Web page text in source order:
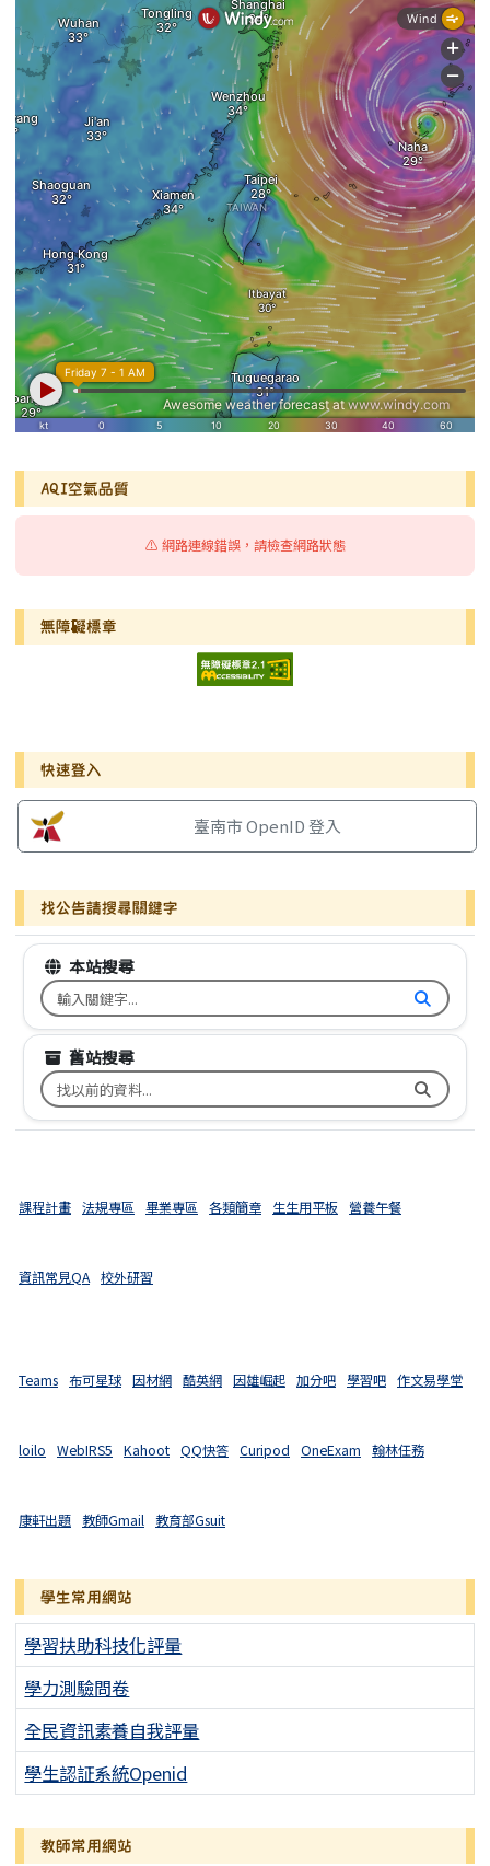
AQI空氣品質
⚠️ 網路連線錯誤，請檢查網路狀態
無障礙標章
右邊區域內容
快速登入
臺南市 OpenID 登入
找公告請搜尋關鍵字
本站搜尋
搜尋台南市文元國小全球資訊網關鍵字
舊站搜尋
搜尋台南市文元國小舊校網關鍵字
課程計畫 法規專區 畢業專區 各類簡章 生生用平板 營養午餐
資訊常見QA 校外研習
Teams 布可星球 因材網 酷英網 因雄崛起 加分吧 學習吧 作文易學堂
loilo WebIRS5 Kahoot QQ快答 Curipod OneExam 翰林任務
康軒出題 教師Gmail 教育部Gsuit
學生常用網站
學習扶助科技化評量
學力測驗問卷
全民資訊素養自我評量
學生認証系統Openid
教師常用網站